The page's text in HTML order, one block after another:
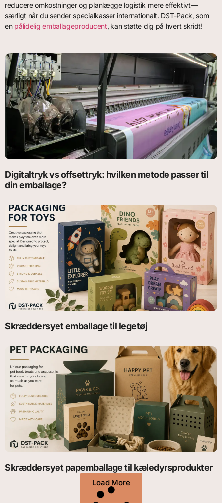
reducere omkostninger og planlægge logistik mere effektivt—
særligt når du sender specialkasser internationalt. DST-Pack, som
en pålidelig emballageproducent, kan støtte dig på hvert skridt!
Digitaltryk vs offsettryk: hvilken metode passer til
din emballage?
Skræddersyet emballage til legetøj
Skræddersyet papemballage til kæledyrsprodukter
Load More